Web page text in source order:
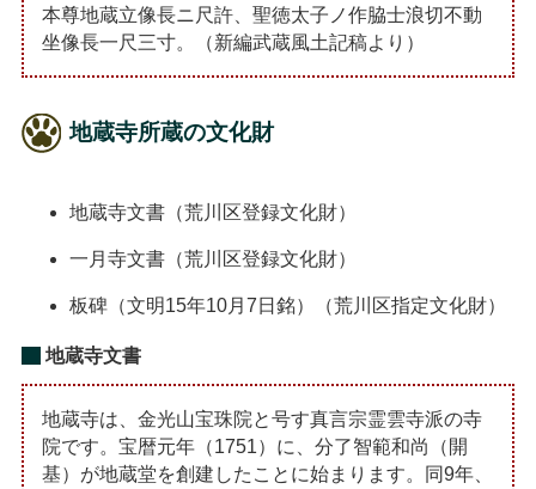
本尊地蔵立像長ニ尺許、聖徳太子ノ作脇士浪切不動
坐像長一尺三寸。（新編武蔵風土記稿より）
地蔵寺所蔵の文化財
地蔵寺文書（荒川区登録文化財）
一月寺文書（荒川区登録文化財）
板碑（文明15年10月7日銘）（荒川区指定文化財）
地蔵寺文書
地蔵寺は、金光山宝珠院と号す真言宗霊雲寺派の寺
院です。宝暦元年（1751）に、分了智範和尚（開
基）が地蔵堂を創建したことに始まります。同9年、